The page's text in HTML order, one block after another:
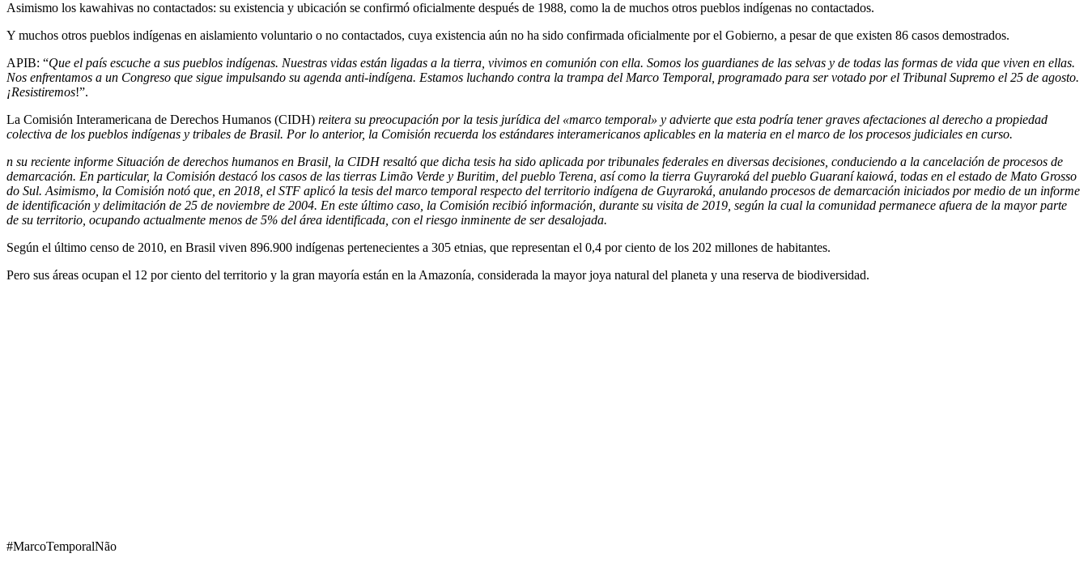
Asimismo los kawahivas no contactados: su existencia y ubicación se confirmó oficialmente después de 1988, como la de muchos otros pueblos indígenas no contactados.
Y muchos otros pueblos indígenas en aislamiento voluntario o no contactados, cuya existencia aún no ha sido confirmada oficialmente por el Gobierno, a pesar de que existen 86 casos demostrados.
APIB: “Que el país escuche a sus pueblos indígenas. Nuestras vidas están ligadas a la tierra, vivimos en comunión con ella. Somos los guardianes de las selvas y de todas las formas de vida que viven en ellas.
Nos enfrentamos a un Congreso que sigue impulsando su agenda anti-indígena. Estamos luchando contra la trampa del Marco Temporal, programado para ser votado por el Tribunal Supremo el 25 de agosto.
¡Resistiremos!”.
La Comisión Interamericana de Derechos Humanos (CIDH) reitera su preocupación por la tesis jurídica del «marco temporal» y advierte que esta podría tener graves afectaciones al derecho a propiedad
colectiva de los pueblos indígenas y tribales de Brasil. Por lo anterior, la Comisión recuerda los estándares interamericanos aplicables en la materia en el marco de los procesos judiciales en curso.
n su reciente informe Situación de derechos humanos en Brasil, la CIDH resaltó que dicha tesis ha sido aplicada por tribunales federales en diversas decisiones, conduciendo a la cancelación de procesos de
demarcación. En particular, la Comisión destacó los casos de las tierras Limão Verde y Buritim, del pueblo Terena, así como la tierra Guyraroká del pueblo Guaraní kaiowá, todas en el estado de Mato Grosso
do Sul. Asimismo, la Comisión notó que, en 2018, el STF aplicó la tesis del marco temporal respecto del territorio indígena de Guyraroká, anulando procesos de demarcación iniciados por medio de un informe
de identificación y delimitación de 25 de noviembre de 2004. En este último caso, la Comisión recibió información, durante su visita de 2019, según la cual la comunidad permanece afuera de la mayor parte
de su territorio, ocupando actualmente menos de 5% del área identificada, con el riesgo inminente de ser desalojada.
Según el último censo de 2010, en Brasil viven 896.900 indígenas pertenecientes a 305 etnias, que representan el 0,4 por ciento de los 202 millones de habitantes.
Pero sus áreas ocupan el 12 por ciento del territorio y la gran mayoría están en la Amazonía, considerada la mayor joya natural del planeta y una reserva de biodiversidad.
#MarcoTemporalNão